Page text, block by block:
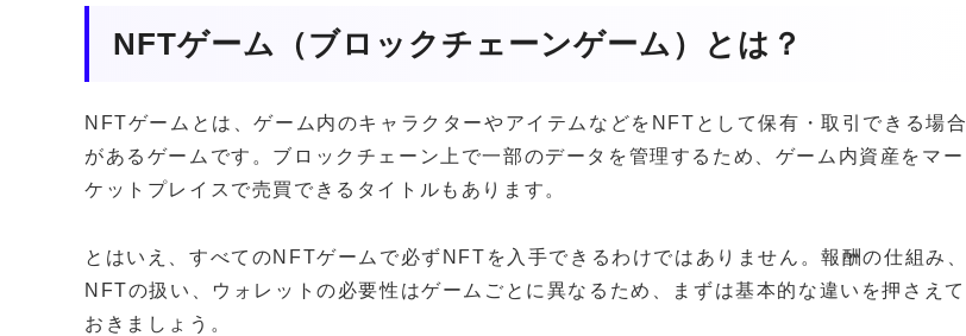
NFTゲーム（ブロックチェーンゲーム）とは？
NFTゲームとは、ゲーム内のキャラクターやアイテムなどをNFTとして保有・取引できる場合
があるゲームです。ブロックチェーン上で一部のデータを管理するため、ゲーム内資産をマー
ケットプレイスで売買できるタイトルもあります。
とはいえ、すべてのNFTゲームで必ずNFTを入手できるわけではありません。報酬の仕組み、
NFTの扱い、ウォレットの必要性はゲームごとに異なるため、まずは基本的な違いを押さえて
おきましょう。